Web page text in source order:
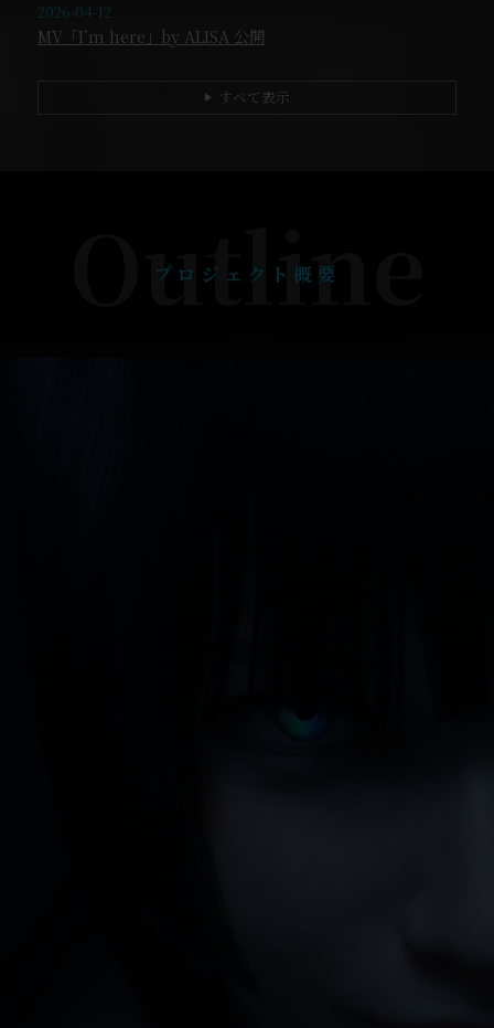
2026-04-12
MV「I’m here」by ALISA 公開
▶ すべて表示
プロジェクト概要
Outline